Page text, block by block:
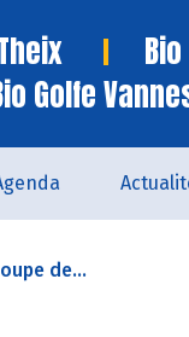
Golfe
de...